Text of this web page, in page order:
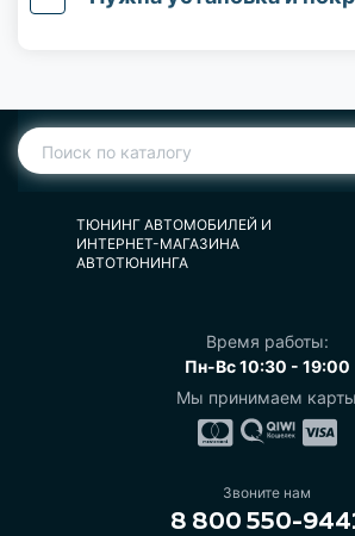
ТЮНИНГ АВТОМОБИЛЕЙ И
ИНТЕРНЕТ-МАГАЗИНА
АВТОТЮНИНГА
Время работы:
Пн-Вс 10:30 - 19:00
Мы принимаем карты
Звоните нам
8 800 550-